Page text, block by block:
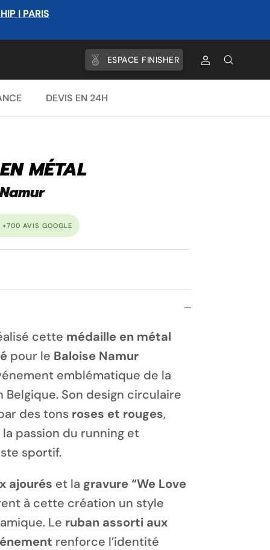
| PARIS
ESPACE FINISHER
CompteRecherche
DEVIS EN 24H
MÉTAL
+700 AVIS GOOGLE
cette médaille en métal
pour le Baloise Namur
emblématique de la
Belgique. Son design circulaire
des tons roses et rouges,
passion du running et
sportif.
ajourés et la gravure “We Love
à cette création un style
Le ruban assorti aux
renforce l’identité